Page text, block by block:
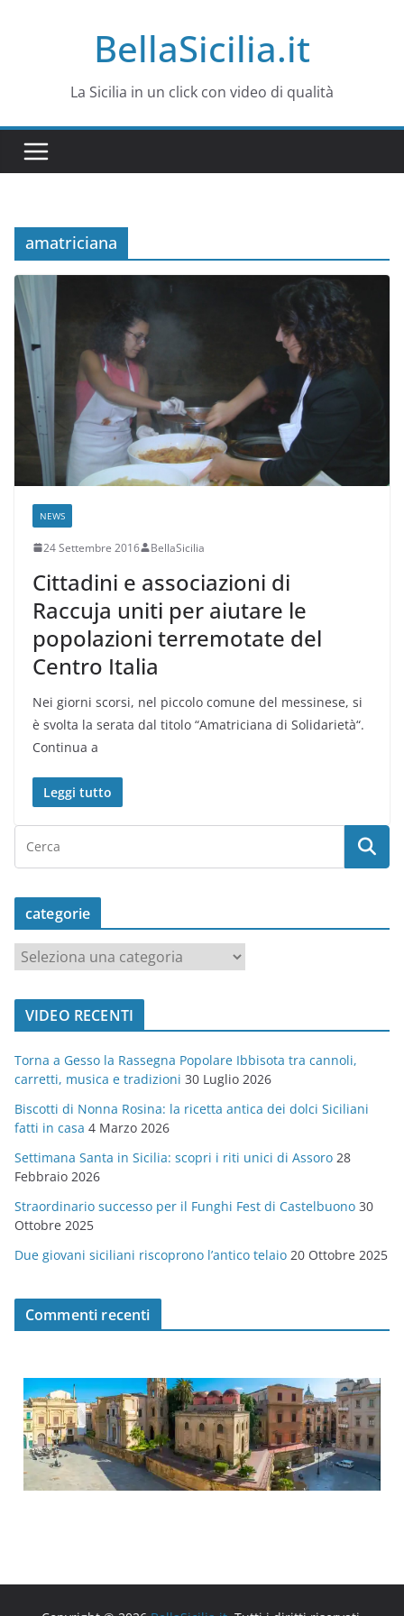
BellaSicilia.it
La Sicilia in un click con video di qualità
amatriciana
NEWS
24 Settembre 2016 BellaSicilia
Cittadini e associazioni di
Raccuja uniti per aiutare le
popolazioni terremotate del
Centro Italia
Nei giorni scorsi, nel piccolo comune del messinese, si
è svolta la serata dal titolo “Amatriciana di Solidarietà“.
Continua a
Leggi tutto
categorie
a
t
o
r
i
e
VIDEO RECENTI
Torna a Gesso la Rassegna Popolare Ibbisota tra cannoli,
carretti, musica e tradizioni 30 Luglio 2026
Biscotti di Nonna Rosina: la ricetta antica dei dolci Siciliani
fatti in casa 4 Marzo 2026
Settimana Santa in Sicilia: scopri i riti unici di Assoro 28
Febbraio 2026
Straordinario successo per il Funghi Fest di Castelbuono 30
Ottobre 2025
Due giovani siciliani riscoprono l’antico telaio 20 Ottobre 2025
Commenti recenti